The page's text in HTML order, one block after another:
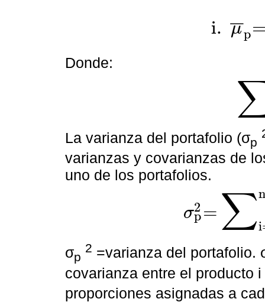
i. μ
¯¯p
i. μ p=∑ i= 1nx
Donde:
i=1n
La varianza del portafolio (σp
varianzas y covarianzas de
uno de los portafolios.
σ2
p= ∑n
σp 2= ∑i=1 j=1
σp
2 =varianza del portafolio.
covarianza entre el producto
proporciones asignadas a